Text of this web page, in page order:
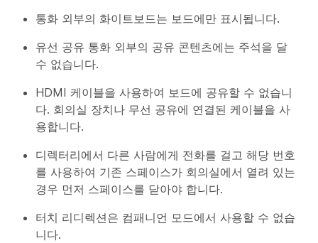
통화 외부의 화이트보드는 보드에만 표시됩니다.
유선 공유 통화 외부의 공유 콘텐츠에는 주석을 달
수 없습니다.
HDMI 케이블을 사용하여 보드에 공유할 수 없습니
다. 회의실 장치나 무선 공유에 연결된 케이블을 사
용합니다.
디렉터리에서 다른 사람에게 전화를 걸고 해당 번호
를 사용하여 기존 스페이스가 회의실에서 열려 있는
경우 먼저 스페이스를 닫아야 합니다.
터치 리디렉션은 컴패니언 모드에서 사용할 수 없습
니다.